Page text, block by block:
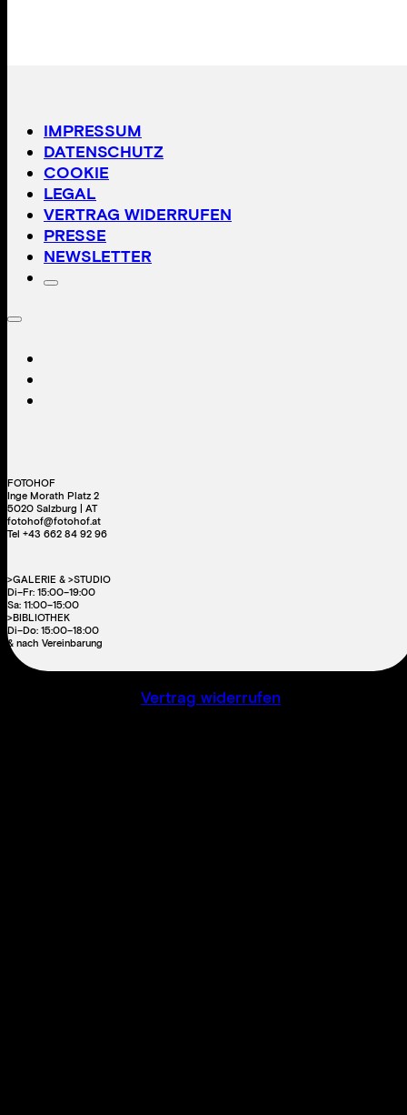
IMPRESSUM
DATENSCHUTZ
COOKIE
LEGAL
VERTRAG WIDERRUFEN
PRESSE
NEWSLETTER
FOTOHOF
Inge Morath Platz 2
5020 Salzburg | AT
fotohof@fotohof.at
Tel +43 662 84 92 96
>GALERIE & >STUDIO
Di–Fr: 15:00–19:00
Sa: 11:00–15:00
>BIBLIOTHEK
Di–Do: 15:00–18:00
& nach Vereinbarung
Vertrag widerrufen